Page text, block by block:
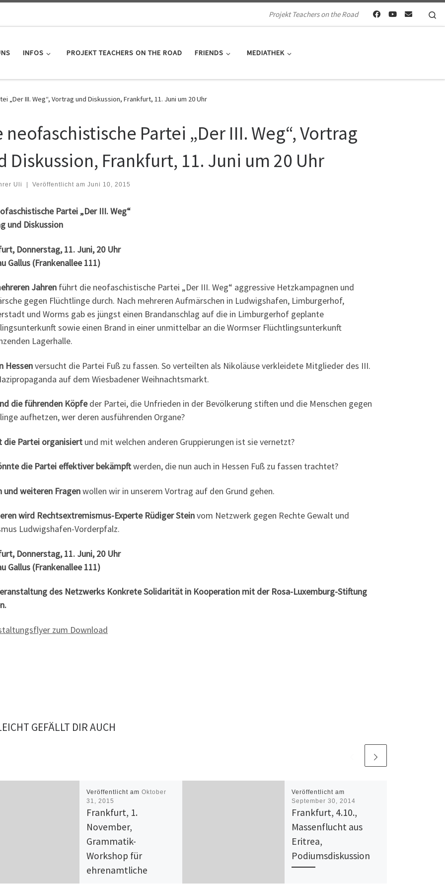
Projekt Teachers on the Road
INFOS PROJEKT TEACHERS ON THE ROAD FRIENDS MEDIATHEK
„Der III. Weg“, Vortrag und Diskussion, Frankfurt, 11. Juni um 20 Uhr
neofaschistische Partei „Der III. Weg“, Vortrag
Diskussion, Frankfurt, 11. Juni um 20 Uhr
Uli Veröffentlicht am Juni 10, 2015
Partei „Der III. Weg“
und Diskussion
Donnerstag, 11. Juni, 20 Uhr
Gallus (Frankenallee 111)
Jahren führt die neofaschistische Partei „Der III. Weg“ aggressive Hetzkampagnen und
gegen Flüchtlinge durch. Nach mehreren Aufmärschen in Ludwigshafen, Limburgerhof,
und Worms gab es jüngst einen Brandanschlag auf die in Limburgerhof geplante
sowie einen Brand in einer unmittelbar an die Wormser Flüchtlingsunterkunft
Lagerhalle.
Hessenversucht die Partei Fuß zu fassen. So verteilten als Nikoläuse verkleidete Mitglieder des III.
auf dem Wiesbadener Weihnachtsmarkt.
die führenden Köpfeder Partei, die Unfrieden in der Bevölkerung stiften und die Menschen gegen
aufhetzen, wer deren ausführenden Organe?
die Partei organisiert und mit welchen anderen Gruppierungen ist sie vernetzt?
die Partei effektiver bekämpftwerden, die nun auch in Hessen Fuß zu fassen trachtet?
und weiteren Fragenwollen wir in unserem Vortrag auf den Grund gehen.
wird Rechtsextremismus-Experte Rüdiger Steinvom Netzwerk gegen Rechte Gewalt und
Ludwigshafen-Vorderpfalz.
Donnerstag, 11. Juni, 20 Uhr
Gallus (Frankenallee 111)
des Netzwerks Konkrete Solidarität in Kooperation mit der Rosa-Luxemburg-Stiftung
zum Download
GEFÄLLT DIR AUCH
Veröffentlicht amOktober
31, 2015
Frankfurt, 1.
November,
Grammatik-
Workshop für
ehrenamtliche
Veröffentlicht am
September 30, 2014
Frankfurt, 4.10.,
Massenflucht aus
Eritrea,
Podiumsdiskussion